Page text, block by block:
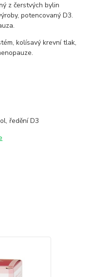
z čerstvých bylin
potencovaný D3.
kolísavý krevní tlak,
ředění D3